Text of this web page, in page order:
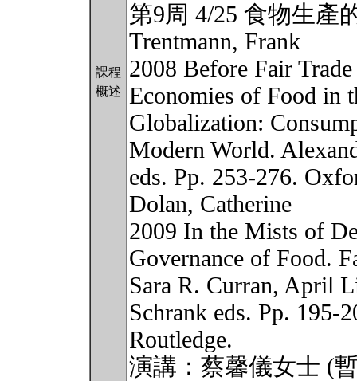
課程
概述
第9周 4/25 食物生產
Trentmann, Frank
2008 Before Fair
Economies of Food in
Globalization:
Modern World.
eds. Pp. 253-276.
Dolan, Catherine
2009 In the Mists of
Governance of Food.
Sara R. Curran, April
Schrank eds. Pp.
Routledge.
演講：蔡馨儀女士 (